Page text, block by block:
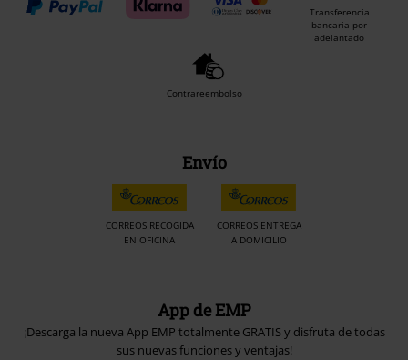
Transferencia
bancaria por
adelantado
Contrareembolso
Envío
CORREOS RECOGIDA
EN OFICINA
CORREOS ENTREGA
A DOMICILIO
App de EMP
¡Descarga la nueva App EMP totalmente GRATIS y disfruta de todas
sus nuevas funciones y ventajas!